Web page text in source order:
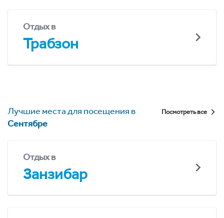
Отдых в
Трабзон
Лучшие места для посещения в
Сентябре
Посмотреть все
Отдых в
Занзибар